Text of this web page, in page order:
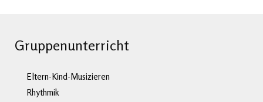
Gruppenunterricht
Eltern-Kind-Musizieren
Rhythmik